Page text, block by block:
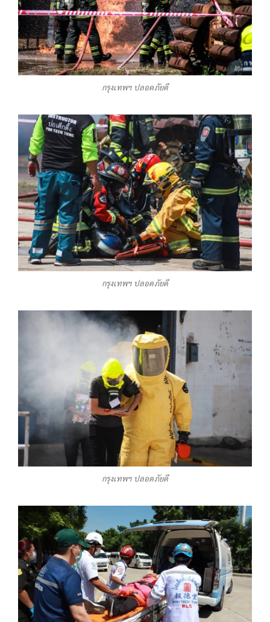
กรุงเทพฯ ปลอดภัยดี
กรุงเทพฯ ปลอดภัยดี
กรุงเทพฯ ปลอดภัยดี